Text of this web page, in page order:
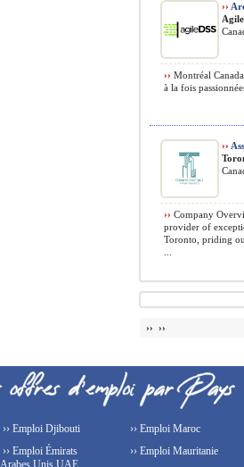
››
›› Montréal
à la fois
››
›› Company
provider of
Toronto, priding
›› ››
›› Emploi Djibouti
›› Emploi Émirats
Arabes Unis UAE
›› Emploi Maroc
›› Emploi Mauritanie